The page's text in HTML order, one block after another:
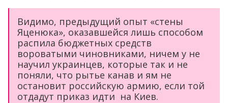
Видимо, предыдущий опыт «стены
Яценюка», оказавшейся лишь способом
распила бюджетных средств
вороватыми чиновниками, ничем у не
научил украинцев, которые так и не
поняли, что рытье канав и ям не
остановит российскую армию, если той
отдадут приказ идти на Киев.